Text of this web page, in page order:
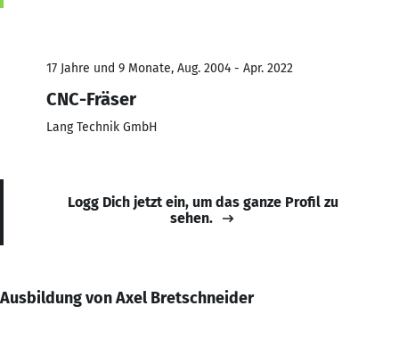
17 Jahre und 9 Monate, Aug. 2004 - Apr. 2022
CNC-Fräser
Lang Technik GmbH
Logg Dich jetzt ein, um das ganze Profil zu
sehen.
Ausbildung von Axel Bretschneider